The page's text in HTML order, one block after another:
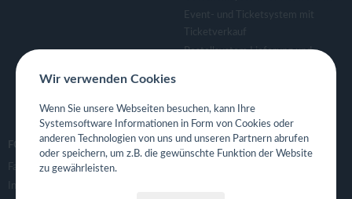
Event- und Ticketsystem mit
Ticketverkauf
Bestellsystem Lieferung und
Eigene App für Restaurant
FOLGE UNS
Facebook
Instagram
Wir verwenden Cookies
Wenn Sie unsere Webseiten besuchen, kann Ihre
Systemsoftware Informationen in Form von Cookies oder
anderen Technologien von uns und unseren Partnern abrufen
oder speichern, um z.B. die gewünschte Funktion der Website
zu gewährleisten.